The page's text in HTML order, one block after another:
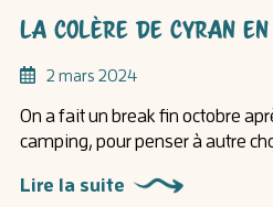
La colère de Cyran en
2 mars 2024
On a fait un break fin octobre
camping, pour penser à autre
Lire la suite